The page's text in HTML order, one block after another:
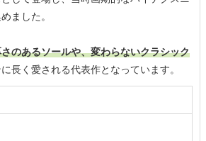
ました。
のあるソールや、変わらないクラシック
長く愛される代表作となっています。